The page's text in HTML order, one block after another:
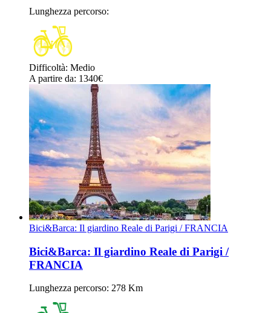
Lunghezza percorso:
Difficoltà: Medio
A partire da: 1340€
Bici&Barca: Il giardino Reale di Parigi / FRANCIA
Bici&Barca: Il giardino Reale di Parigi /
FRANCIA
Lunghezza percorso: 278 Km